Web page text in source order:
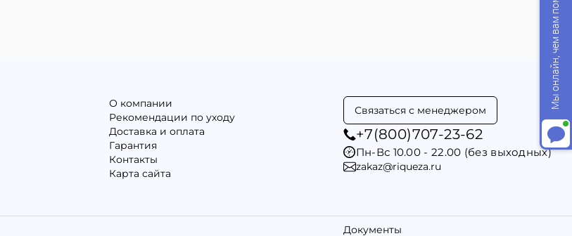
О компании
Рекомендации по уходу
Доставка и оплата
Гарантия
Контакты
Карта сайта
Связаться с менеджером
+7(800)707-23-62
Пн-Вс 10.00 - 22.00 (без выходных)
zakaz@riqueza.ru
Документы
Мы онлайн, чем вам помочь?